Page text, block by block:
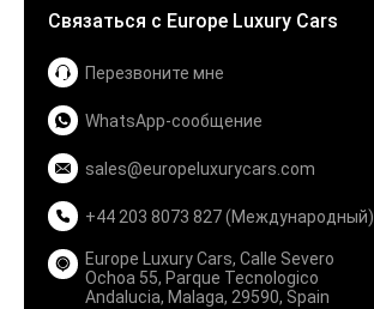
Связаться с Europe Luxury Cars
Перезвоните мне
WhatsApp-сообщение
sales@europeluxurycars.com
+44 203 8073 827 (Международный)
Europe Luxury Cars, Calle Severo
Ochoa 55, Parque Tecnologico
Andalucia, Malaga, 29590, Spain